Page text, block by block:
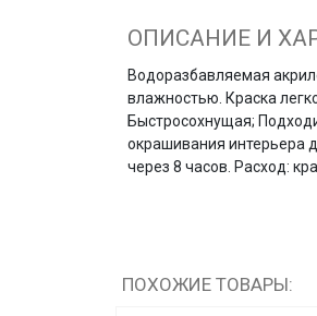
ОПИСАНИЕ И
Водоразбавляемая
влажностью. Краска
Быстросохнущая;
окрашивания интерьера
через 8 часов. Расход:
ПОХОЖИЕ ТОВАРЫ: